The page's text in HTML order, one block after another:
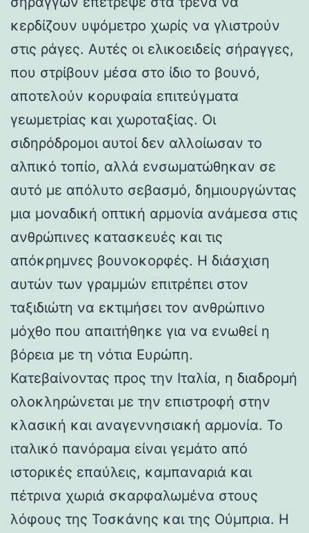
κερδίζουν υψόμετρο χωρίς να γλιστρούν
στις ράγες. Αυτές οι ελικοειδείς σήραγγες,
που στρίβουν μέσα στο ίδιο το βουνό,
αποτελούν κορυφαία επιτεύγματα
γεωμετρίας και χωροταξίας. Οι
σιδηρόδρομοι αυτοί δεν αλλοίωσαν το
αλπικό τοπίο, αλλά ενσωματώθηκαν σε
αυτό με απόλυτο σεβασμό, δημιουργώντας
μια μοναδική οπτική αρμονία ανάμεσα στις
ανθρώπινες κατασκευές και τις
απόκρημνες βουνοκορφές. Η διάσχιση
αυτών των γραμμών επιτρέπει στον
ταξιδιώτη να εκτιμήσει τον ανθρώπινο
μόχθο που απαιτήθηκε για να ενωθεί η
βόρεια με τη νότια Ευρώπη.
Κατεβαίνοντας προς την Ιταλία, η διαδρομή
ολοκληρώνεται με την επιστροφή στην
κλασική και αναγεννησιακή αρμονία. Το
ιταλικό πανόραμα είναι γεμάτο από
ιστορικές επαύλεις, καμπαναριά και
πέτρινα χωριά σκαρφαλωμένα στους
λόφους της Τοσκάνης και της Ούμπρια. Η